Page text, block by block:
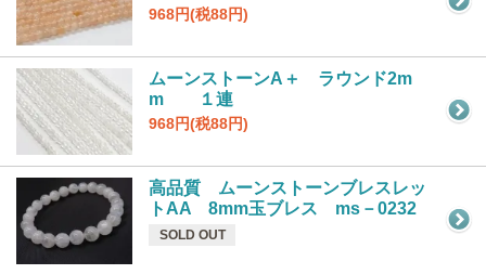
968円(税88円)
ムーンストーンA＋ ラウンド2m
m １連
968円(税88円)
高品質 ムーンストーンブレスレッ
トAA 8mm玉ブレス ms－0232
SOLD OUT